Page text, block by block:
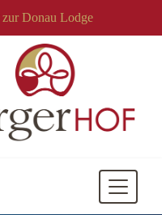
zur Donau Lodge
Mobile